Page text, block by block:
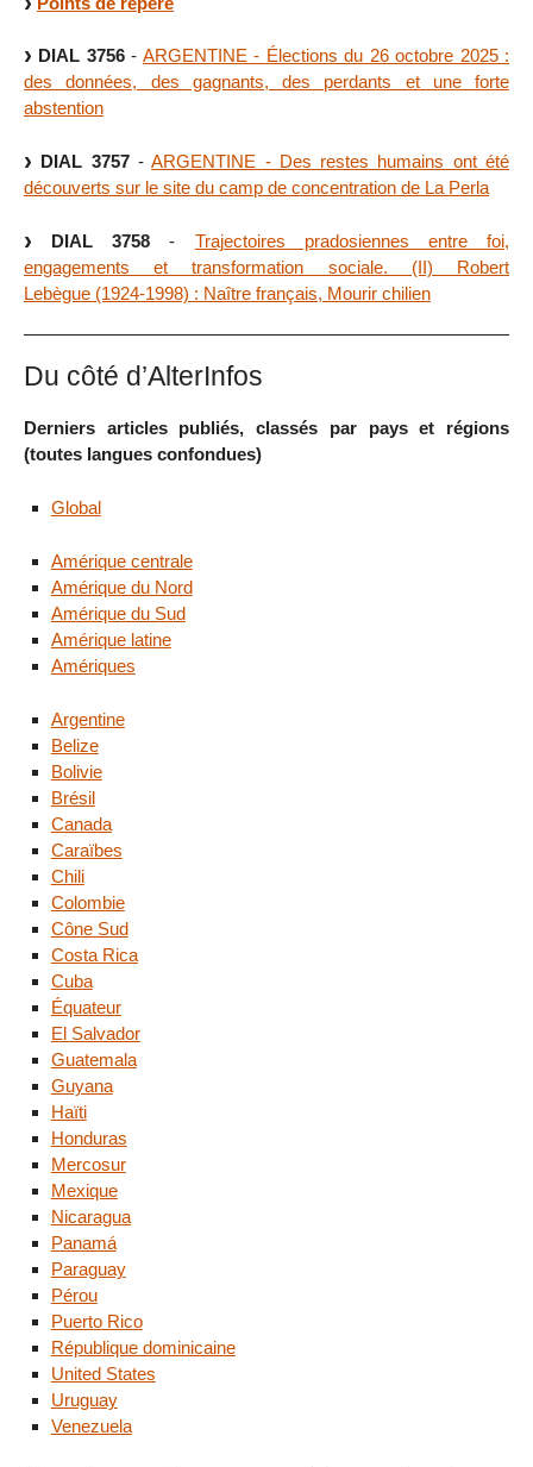
DIAL 3756- ARGENTINE - Élections du 26 octobre 2025 :
des données, des gagnants, des perdants et une forte
abstention
DIAL 3757-ARGENTINE - Des restes humains ont été
découverts sur le site du camp de concentration de La Perla
DIAL 3758 - Trajectoires pradosiennes entre foi,
engagements et transformation sociale. (II) Robert
Lebègue (1924-1998) : Naître français, Mourir chilien
Du côté d’AlterInfos
Derniers articles publiés, classés par pays et régions
(toutes langues confondues)
Global
Amérique centrale
Amérique du Nord
Amérique du Sud
Amérique latine
Amériques
Argentine
Belize
Bolivie
Brésil
Canada
Caraïbes
Chili
Colombie
Cône Sud
Costa Rica
Cuba
Équateur
El Salvador
Guatemala
Guyana
Haïti
Honduras
Mercosur
Mexique
Nicaragua
Panamá
Paraguay
Pérou
Puerto Rico
République dominicaine
United States
Uruguay
Venezuela